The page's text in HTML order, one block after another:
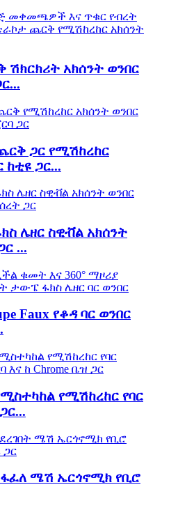
አክሰንት ወንበር
ጋር የሚሽከረከር
ከቲዩ ጋር...
ሌዘር ስዊቭል አክሰንት
...
Faux የቆዳ ባር ወንበር
የሚሽከረከር የባር
ሜሽ ኤርጎኖሚክ የቢሮ